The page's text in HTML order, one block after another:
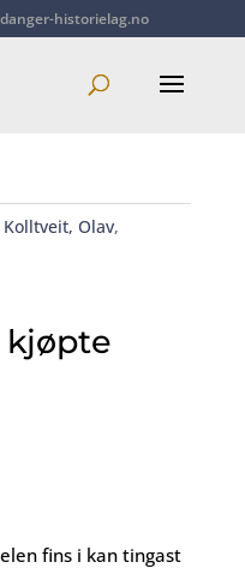
historielag.no
Kolltveit, Olav,
kjøpte
fins i kan tingast